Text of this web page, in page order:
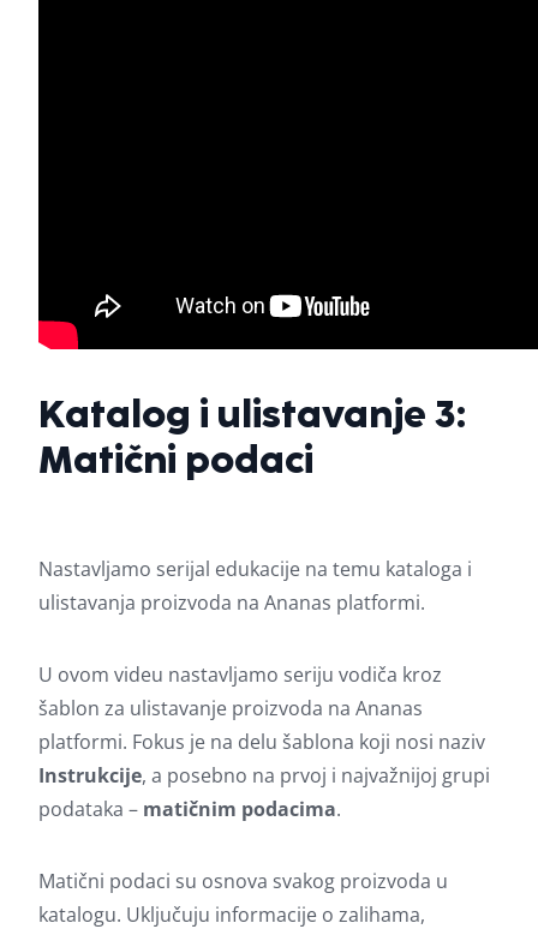
Katalog i ulistavanje 3:
Matični podaci
Nastavljamo serijal edukacije na temu kataloga i
ulistavanja proizvoda na Ananas platformi.
U ovom videu nastavljamo seriju vodiča kroz
šablon za ulistavanje proizvoda na Ananas
platformi. Fokus je na delu šablona koji nosi naziv
Instrukcije, a posebno na prvoj i najvažnijoj grupi
podataka – matičnim podacima.
Matični podaci su osnova svakog proizvoda u
katalogu. Uključuju informacije o zalihama,